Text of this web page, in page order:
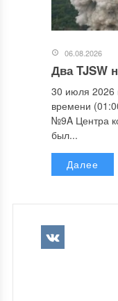
06.08.2026
Два TJSW
30 июля 2026
времени
№9A Центра
был...
Далее